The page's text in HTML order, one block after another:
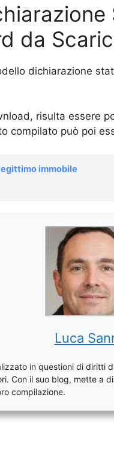
da
dichiarazione
risulta essere
compilato può poi
immobile
Luca
in questioni di diritti
Con il suo blog, mette a
compilazione.